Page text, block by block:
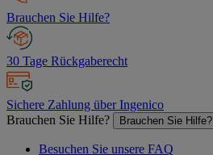
Brauchen Sie Hilfe?
30 Tage Rückgaberecht
Sichere Zahlung über Ingenico
Brauchen Sie Hilfe?
Brauchen Sie Hilfe?
Besuchen Sie unsere FAQ